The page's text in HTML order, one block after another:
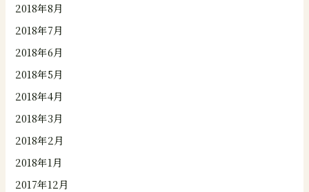
2018年8月
2018年7月
2018年6月
2018年5月
2018年4月
2018年3月
2018年2月
2018年1月
2017年12月